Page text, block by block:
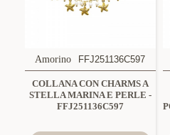
Amorino FFJ251136C597
COLLANA CON CHARMS A
STELLA MARINA E PERLE -
FFJ251136C597